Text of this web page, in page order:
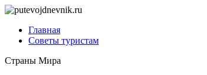
Главная
Советы туристам
Страны Мира